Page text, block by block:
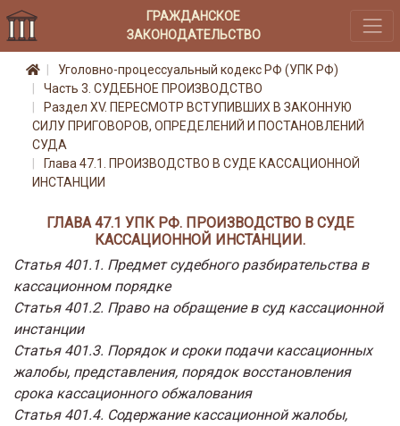
ГРАЖДАНСКОЕ
ЗАКОНОДАТЕЛЬСТВО
Уголовно-процессуальный кодекс РФ (УПК РФ)
Часть 3. СУДЕБНОЕ ПРОИЗВОДСТВО
Раздел XV. ПЕРЕСМОТР ВСТУПИВШИХ В ЗАКОННУЮ
СИЛУ ПРИГОВОРОВ, ОПРЕДЕЛЕНИЙ И ПОСТАНОВЛЕНИЙ
СУДА
Глава 47.1. ПРОИЗВОДСТВО В СУДЕ КАССАЦИОННОЙ
ИНСТАНЦИИ
ГЛАВА 47.1 УПК РФ. ПРОИЗВОДСТВО В СУДЕ
КАССАЦИОННОЙ ИНСТАНЦИИ.
Статья 401.1. Предмет судебного разбирательства в
кассационном порядке
Статья 401.2. Право на обращение в суд кассационной
инстанции
Статья 401.3. Порядок и сроки подачи кассационных
жалобы, представления, порядок восстановления
срока кассационного обжалования
Статья 401.4. Содержание кассационной жалобы,